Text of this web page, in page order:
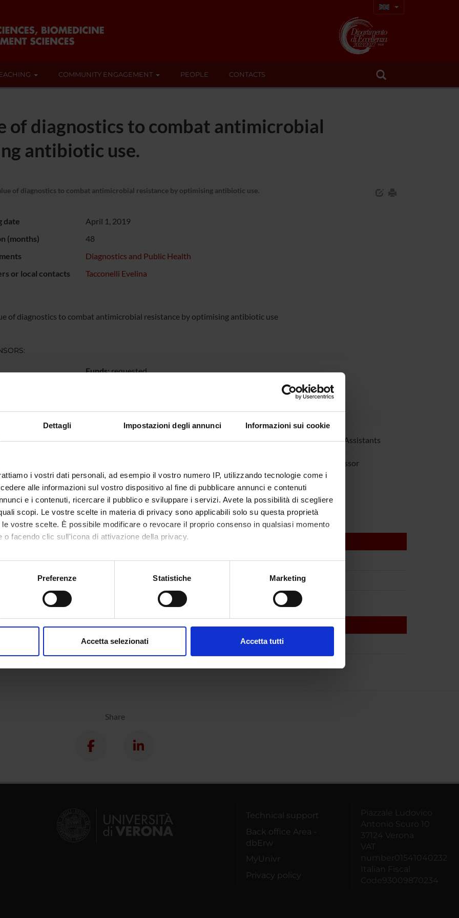
Dettagli Impostazioni degli annunci Informazioni sui cookie
i vostri dati personali, ad esempio il vostro numero IP, utilizzando tecnologie come i
alle informazioni sul vostro dispositivo al fine di pubblicare annunci e contenuti
e i contenuti, ricercare il pubblico e sviluppare i servizi. Avete la possibilità di scegliere
scopi. Le vostre scelte in materia di privacy sono applicabili solo su questa proprietà
vostre scelte. È possibile modificare o revocare il proprio consenso in qualsiasi momento
o facendo clic sull'icona di attivazione della privacy.
anche:
sulla tua posizione geografica, con un'approssimazione di qualche metro,
in qualsiasi momento dalla Dichiarazione sui cookie.
Preferenze Statistiche Marketing
Accetta selezionati Accetta tutti
COMMUNITY ENGAGEMENT PEOPLE CONTACTS
of diagnostics to combat antimicrobial
antibiotic use.
of diagnostics to combat antimicrobial resistance by optimising antibiotic use.
date
April 1, 2019
(months)
48
Diagnostics and Public Health
or local contacts
Tacconelli Evelina
of diagnostics to combat antimicrobial resistance by optimising antibiotic use
Funds:requested
Cremonini
De Nardo
Temporary Assistant
Professor
Anna Gorska Research Assistants
Full Professor
AREAS INVOLVED IN THE PROJECT
Diseases (DDSP)
Diseases (DNBM)
Disease Section
Share
Technical support
Back office Area -
dbErw
MyUnivr
Privacy policy
Piazzale Ludovico
Antonio Scuro 10
37124 Verona
VAT
number01541040232
Italian Fiscal
Code93009870234